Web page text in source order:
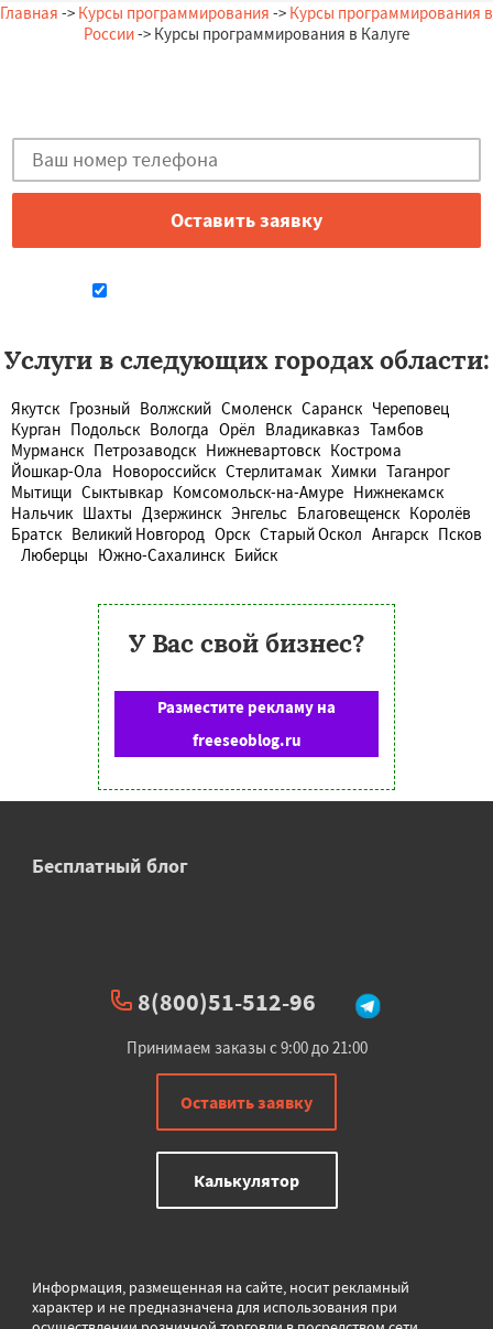
Главная -> Курсы программирования -> Курсы программирования в
России-> Курсы программирования в Калуге
Услуги в следующих городах области:
Якутск Грозный Волжский Смоленск Саранск Череповец
Курган Подольск Вологда Орёл Владикавказ Тамбов
Мурманск Петрозаводск Нижневартовск Кострома
Йошкар-Ола Новороссийск Стерлитамак Химки Таганрог
Мытищи Сыктывкар Комсомольск-на-Амуре Нижнекамск
Нальчик Шахты Дзержинск Энгельс Благовещенск Королёв
Братск Великий Новгород Орск Старый Оскол Ангарск Псков
Люберцы Южно-Сахалинск Бийск
У Вас свой бизнес?
Разместите рекламу на
freeseoblog.ru
Бесплатный блог
8(800)51-512-96
Принимаем заказы с 9:00 до 21:00
Оставить заявку
Калькулятор
Информация, размещенная на сайте, носит рекламный
характер и не предназначена для использования при